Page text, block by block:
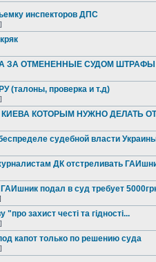
инспекторов ДПС
]
ЗА ОТМЕНЕННЫЕ СУДОМ ШТРАФЫ
проверка и т.д)
]
КОТОРЫМ НУЖНО ДЕЛАТЬ
судебной власти
ДК отстреливать
подал в суд требует
]
захист честі та гідності...
]
капот только по решению суда
]